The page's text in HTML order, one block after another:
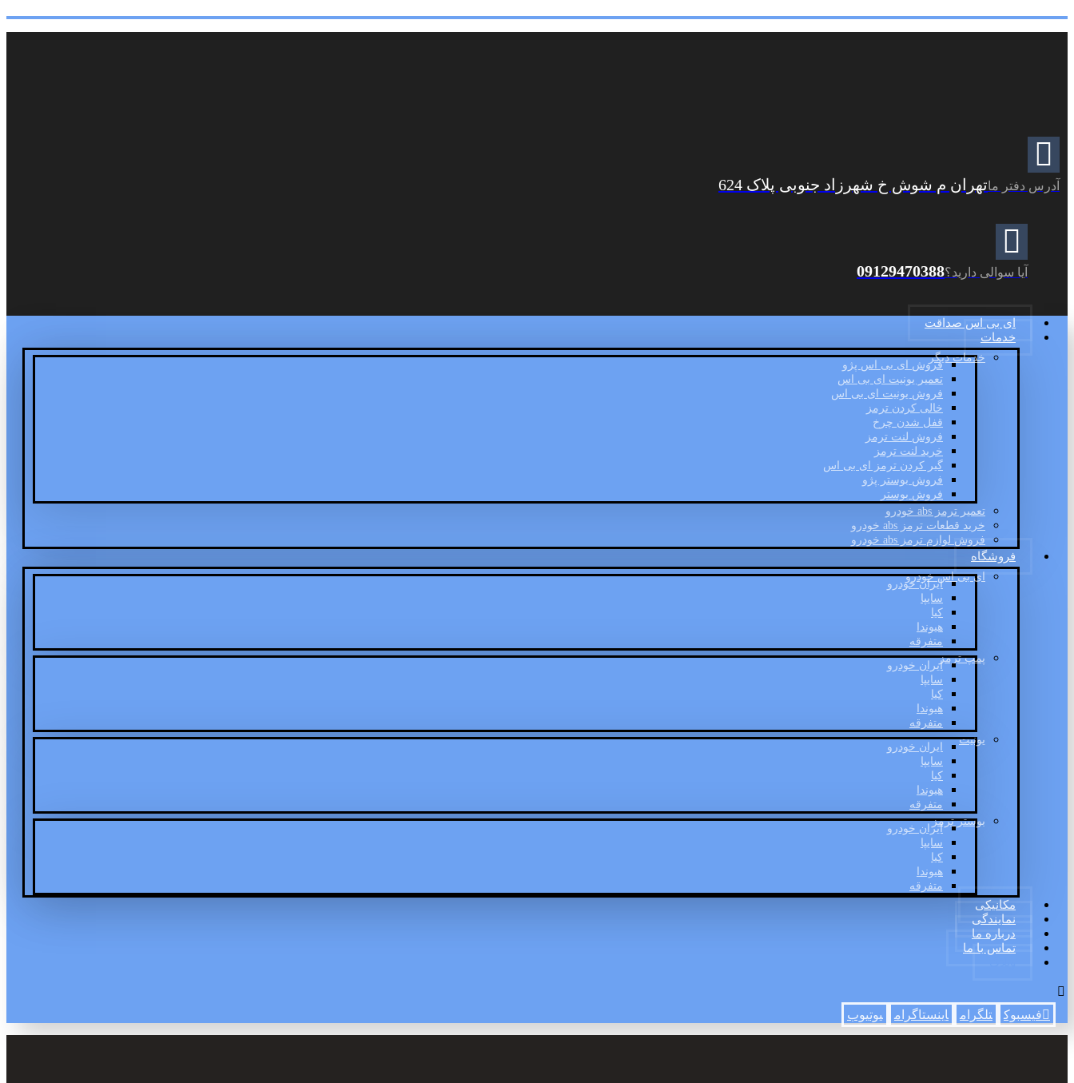
آدرس دفتر ماتهران م شوش خ شهرزاد جنوبی پلاک 624
آیا سوالی دارید؟09129470388
ای بی اس صداقت
خدمات
خدمات دیگر
فروش ای بی اس پژو
تعمیر یونیت ای بی اس
فروش یونیت ای بی اس
خالی کردن ترمز
قفل شدن چرخ
فروش لنت ترمز
خرید لنت ترمز
گیر کردن ترمز ای بی اس
فروش بوستر پژو
فروش بوستر
تعمیر ترمز abs خودرو
خرید قطعات ترمز abs خودرو
فروش لوازم ترمز abs خودرو
فروشگاه
ای بی اس خودرو
ایران خودرو
سایپا
کیا
هیوندا
متفرقه
پمپ ترمز
ایران خودرو
سایپا
کیا
هیوندا
متفرقه
یونیت
ایران خودرو
سایپا
کیا
هیوندا
متفرقه
بوستر ترمز
ایران خودرو
سایپا
کیا
هیوندا
متفرقه
مکانیکی
نمایندگی
درباره ما
تماس با ما
فیسبوک تلگرام اینستاگرام یوتیوب